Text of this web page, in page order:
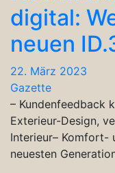
digital:
neuen
22. März 2023
Gazette
– Kundenfeedback
Exterieur-Design,
Interieur– Komfort-
neuesten